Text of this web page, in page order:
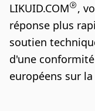
LIKUID.COM
,
réponse plus
soutien
d'une
européens sur